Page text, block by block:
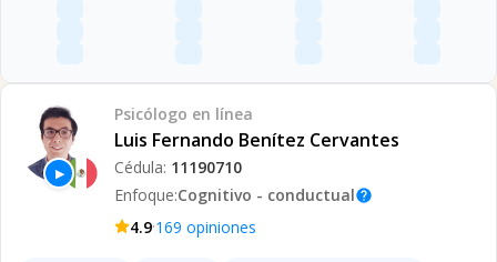
▶
Psicólogo en línea
Luis Fernando Benítez Cervantes
Cédula: 11190710
Enfoque:Cognitivo - conductualhelp
4.9·169 opiniones